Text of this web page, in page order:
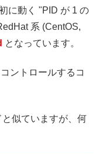
に動く "PID が 1 の
系 (CentOS,
となっています。
ントロールするコ
似ていますが、何